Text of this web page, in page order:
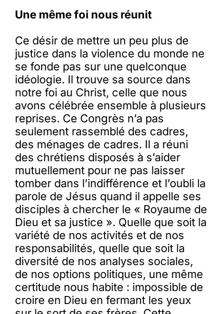
Une même foi nous réunit
Ce désir de mettre un peu plus de
justice dans la violence du monde ne
se fonde pas sur une quelconque
idéologie. Il trouve sa source dans
notre foi au Christ, celle que nous
avons célébrée ensemble à plusieurs
reprises. Ce Congrès n’a pas
seulement rassemblé des cadres,
des ménages de cadres. Il a réuni
des chrétiens disposés à s’aider
mutuellement pour ne pas laisser
tomber dans l’indifférence et l’oubli la
parole de Jésus quand il appelle ses
disciples à chercher le « Royaume de
Dieu et sa justice ». Quelle que soit la
variété de nos activités et de nos
responsabilités, quelle que soit la
diversité de nos analyses sociales,
de nos options politiques, une même
certitude nous habite : impossible de
croire en Dieu en fermant les yeux